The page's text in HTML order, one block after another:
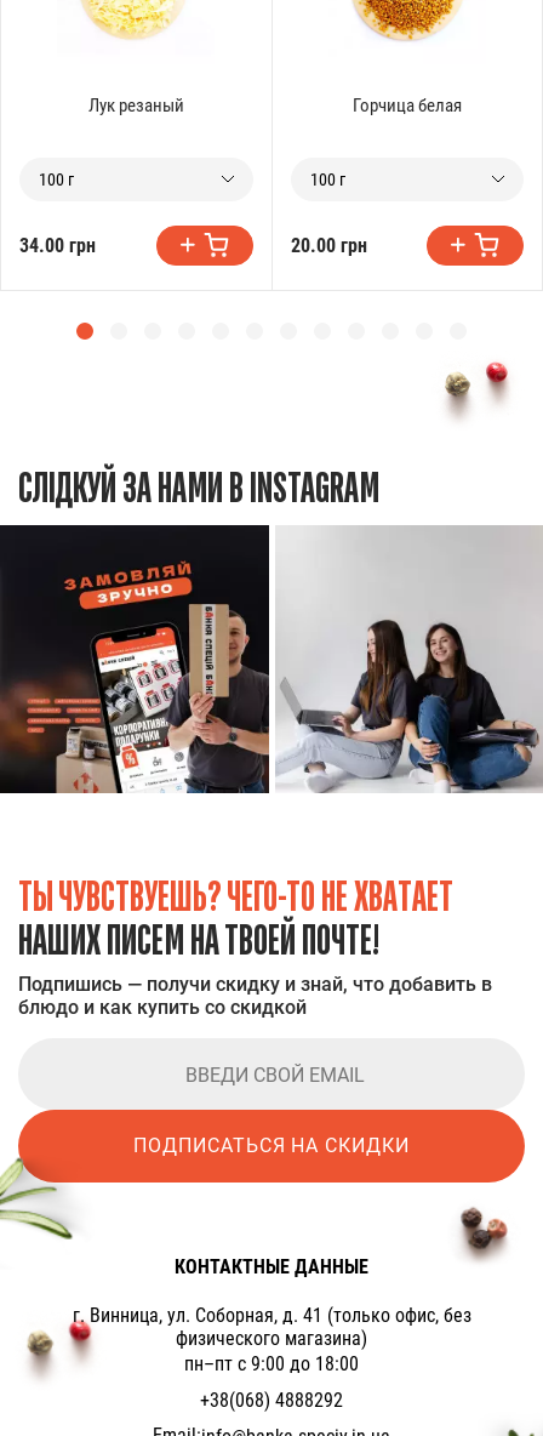
Лук резаный
100 г
34.00 грн
Горчица белая
100 г
20.00 грн
СЛІДКУЙ ЗА НАМИ В INSTAGRAM
ТЫ ЧУВСТВУЕШЬ? ЧЕГО-ТО НЕ ХВАТАЕТ
НАШИХ ПИСЕМ НА ТВОЕЙ ПОЧТЕ!
Подпишись — получи скидку и знай, что добавить в
блюдо и как купить со скидкой
ПОДПИСАТЬСЯ НА СКИДКИ
КОНТАКТНЫЕ ДАННЫЕ
г. Винница, ул. Соборная, д. 41 (только офис, без
физического магазина)
пн–пт с 9:00 до 18:00
+38(068) 4888292